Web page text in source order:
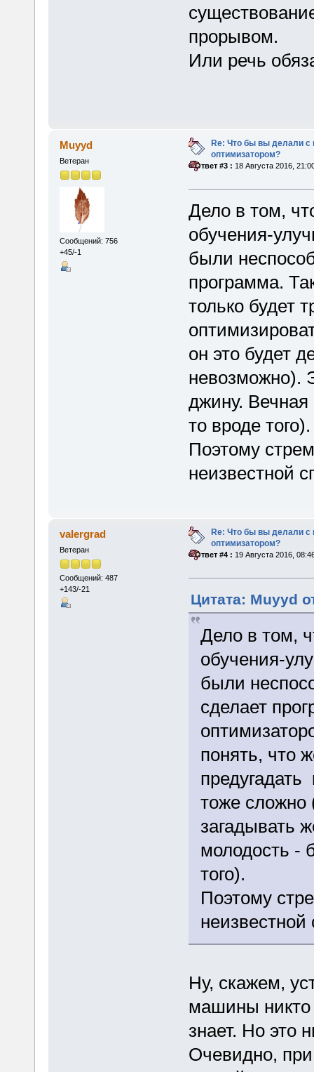
прорывом.
Или речь
Muyyd
Ветеран
Сообщений: 756
+45/-1
Re: Что бы вы делали
оптимизатором?
«Ответ #3 : 18 Августа 2016,
Дело в том,
обучения-
были
программа.
только будет
он это будет
невозможно).
джину. Вечная
то вроде того).
Поэтому
неизвестной
valergrad
Ветеран
Сообщений: 487
+143/-21
Re: Что бы вы делали
оптимизатором?
«Ответ #4 : 19 Августа 2016,
Цитата: Muyyd
Дело в том,
обучения-
были
сделает
понять, что
предугадать
тоже сложно
загадывать
молодость -
того).
Поэтому
Ну, скажем,
машины никто
знает. Но это
Очевидно,